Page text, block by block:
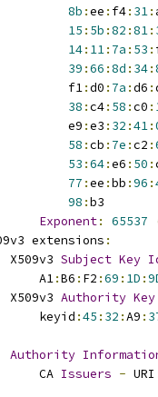
8b :ee : f4: 31:
15 : 5b :82 :81:
14: 11: 7a : 53 :
39 :66 :8d : 34:
f1
:d0 : 7a :d6 :
38 :c4: 58 :c0 :
e9
:e3 : 32 :41:
58 :cb : 7e :c2 :
53 :64:e6 : 50 :
77 :ee :bb :96 :
98 :b3
Exponent: 65537
extensions
:
X509v3
Subject Key
A1
:B6 : F2 :69 : 1D :
X509v3
Authority Key
keyid
:45 : 32 :A9 :
Authority
CA
Issuers - URI